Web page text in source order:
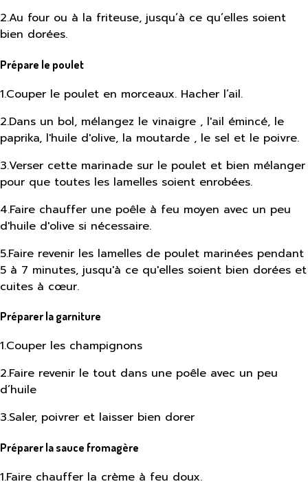
2.Au four ou à la friteuse, jusqu’à ce qu’elles soient
bien dorées.
Prépare le poulet
1.Couper le poulet en morceaux. Hacher l’ail.
2.Dans un bol, mélangez le vinaigre , l'ail émincé, le
paprika, l'huile d'olive, la moutarde , le sel et le poivre.
3.Verser cette marinade sur le poulet et bien mélanger
pour que toutes les lamelles soient enrobées.
4.Faire chauffer une poêle à feu moyen avec un peu
d'huile d'olive si nécessaire.
5.Faire revenir les lamelles de poulet marinées pendant
5 à 7 minutes, jusqu'à ce qu'elles soient bien dorées et
cuites à cœur.
Préparer la garniture
1.Couper les champignons
2.Faire revenir le tout dans une poêle avec un peu
d’huile
3.Saler, poivrer et laisser bien dorer
Préparer la sauce fromagère
1.Faire chauffer la crème à feu doux.